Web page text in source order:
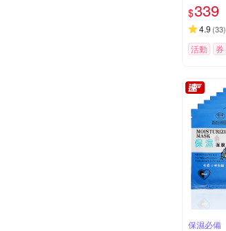
$339
4.9 (33)
活動 券
保濕必備